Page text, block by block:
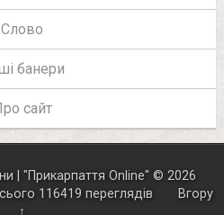
Слово
банери
сайт
| "Прикарпаття Online" © 2026
116419 переглядів
Вгору
↑